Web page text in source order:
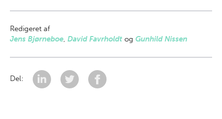
Redigeret af
Jens Bjørneboe, David Favrholdt og Gunhild Nissen
Del: